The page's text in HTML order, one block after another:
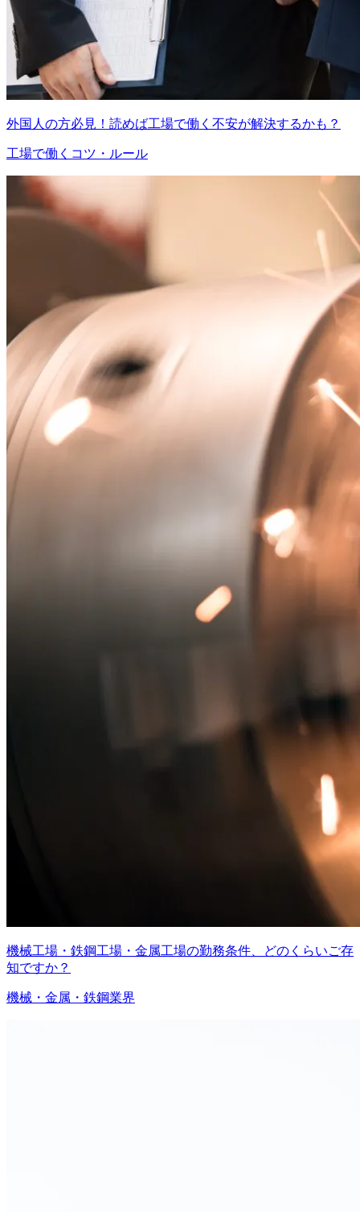
外国人の方必見！読めば工場で働く不安が解決するかも？
工場で働くコツ・ルール
機械工場・鉄鋼工場・金属工場の勤務条件、どのくらいご存
知ですか？
機械・金属・鉄鋼業界